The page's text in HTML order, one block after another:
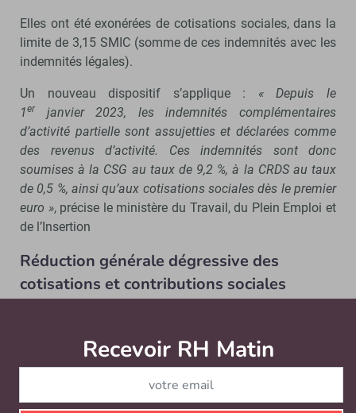
Elles ont été exonérées de cotisations sociales, dans la
limite de 3,15 SMIC (somme de ces indemnités avec les
indemnités légales).
Un nouveau dispositif s’applique : « Depuis le
1er
janvier 2023, les indemnités complémentaires
d’activité partielle sont assujetties et déclarées comme
des revenus d’activité. Ces indemnités sont donc
soumises à la CSG au taux de 9,2 %, à la CRDS au taux
de 0,5 %, ainsi qu’aux cotisations sociales dès le premier
euro », précise le ministère du Travail, du Plein Emploi et
de l’Insertion
Réduction générale dégressive des
cotisations et contributions sociales
Le 1 janvier 2023, le taux « sans risque » de la
cotisation accidents du travail et maladies
professionnelles (pour les entreprises n’ayant fait l’objet
Recevoir RH Matin